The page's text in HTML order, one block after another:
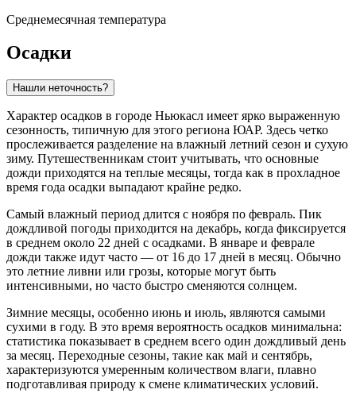
Среднемесячная температура
Осадки
Нашли неточность?
Характер осадков в городе Ньюкасл имеет ярко выраженную
сезонность, типичную для этого региона ЮАР. Здесь четко
прослеживается разделение на влажный летний сезон и сухую
зиму. Путешественникам стоит учитывать, что основные
дожди приходятся на теплые месяцы, тогда как в прохладное
время года осадки выпадают крайне редко.
Самый влажный период длится с ноября по февраль. Пик
дождливой погоды приходится на декабрь, когда фиксируется
в среднем около 22 дней с осадками. В январе и феврале
дожди также идут часто — от 16 до 17 дней в месяц. Обычно
это летние ливни или грозы, которые могут быть
интенсивными, но часто быстро сменяются солнцем.
Зимние месяцы, особенно июнь и июль, являются самыми
сухими в году. В это время вероятность осадков минимальна:
статистика показывает в среднем всего один дождливый день
за месяц. Переходные сезоны, такие как май и сентябрь,
характеризуются умеренным количеством влаги, плавно
подготавливая природу к смене климатических условий.